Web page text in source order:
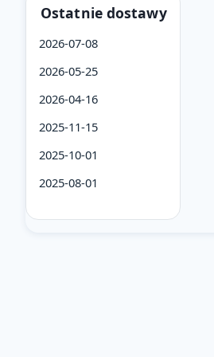
Ostatnie dostawy
2026-07-08
2026-05-25
2026-04-16
2025-11-15
2025-10-01
2025-08-01